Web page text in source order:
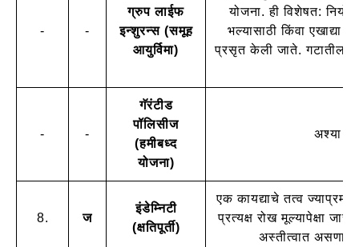
- -
ग्रुप लाईफ
इन्शुरन्स (समूह
आयुर्विमा)
योजना. ही विशेषत:
भल्यासाठी किंवा एखाद्या
प्रसृत केली जाते. गटातील
- -
गॅरंटीड
पॉलिसीज
(हमीबध्द
योजना)
अश्या
8. ज
इंडेम्निटी
(क्षतिपूर्ती)
एक कायद्याचे तत्व
प्रत्यक्ष रोख मूल्यापेक्षा
अस्तीत्वात असणा-